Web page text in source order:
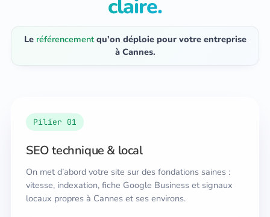
claire.
Le référencementqu’on déploie pour votre entreprise
à Cannes.
Pilier 01
SEO technique & local
On met d’abord votre site sur des fondations saines :
vitesse, indexation, fiche Google Business et signaux
locaux propres à Cannes et ses environs.